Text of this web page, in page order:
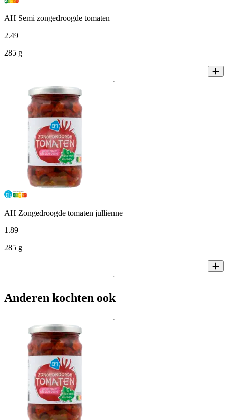
AH Semi zongedroogde tomaten
2.49
285 g
AH Zongedroogde tomaten jullienne
1 .89
285 g
Anderen kochten ook